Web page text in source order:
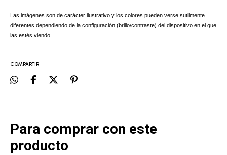
Las imágenes son de carácter ilustrativo y los colores pueden verse sutilmente
diferentes dependiendo de la configuración (brillo/contraste) del dispositivo en el que
las estés viendo.
COMPARTIR
Para comprar con este
producto